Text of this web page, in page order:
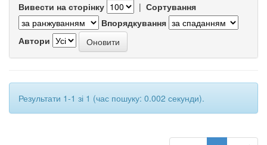
Вивести на сторінку | Сортування
Впорядкування
Автори
Результати 1-1 зі 1 (час пошуку: 0.002 секунди).